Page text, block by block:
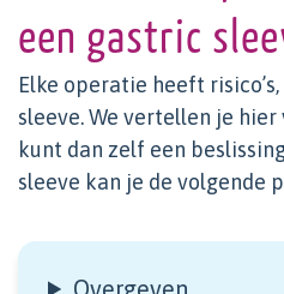
een gastric
Elke operatie heeft
sleeve. We vertellen je hier
kunt dan zelf een
sleeve kan je de volgende